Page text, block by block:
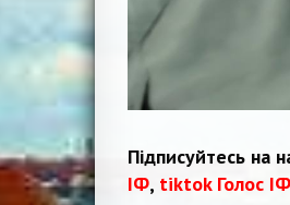
Підписуйтесь на
ІФ, tiktok Голос